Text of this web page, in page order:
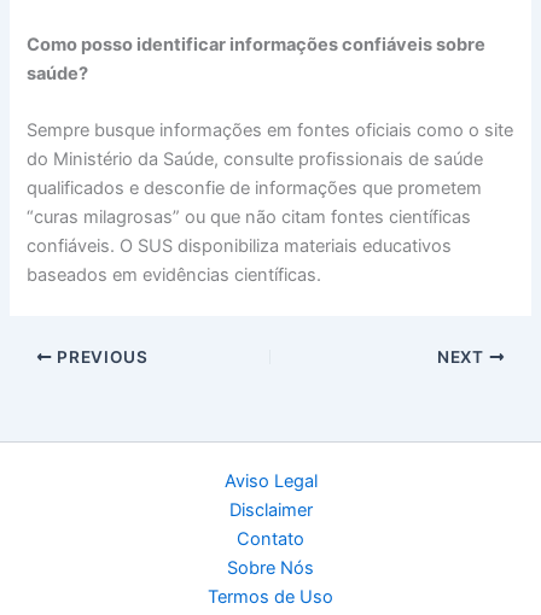
Como posso identificar informações confiáveis sobre
saúde?
Sempre busque informações em fontes oficiais como o site
do Ministério da Saúde, consulte profissionais de saúde
qualificados e desconfie de informações que prometem
“curas milagrosas” ou que não citam fontes científicas
confiáveis. O SUS disponibiliza materiais educativos
baseados em evidências científicas.
PREVIOUS NEXT
Aviso Legal
Disclaimer
Contato
Sobre Nós
Termos de Uso